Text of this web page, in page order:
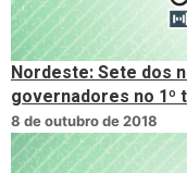
Nordeste: Sete dos
governadores no 1º
8 de outubro de 2018